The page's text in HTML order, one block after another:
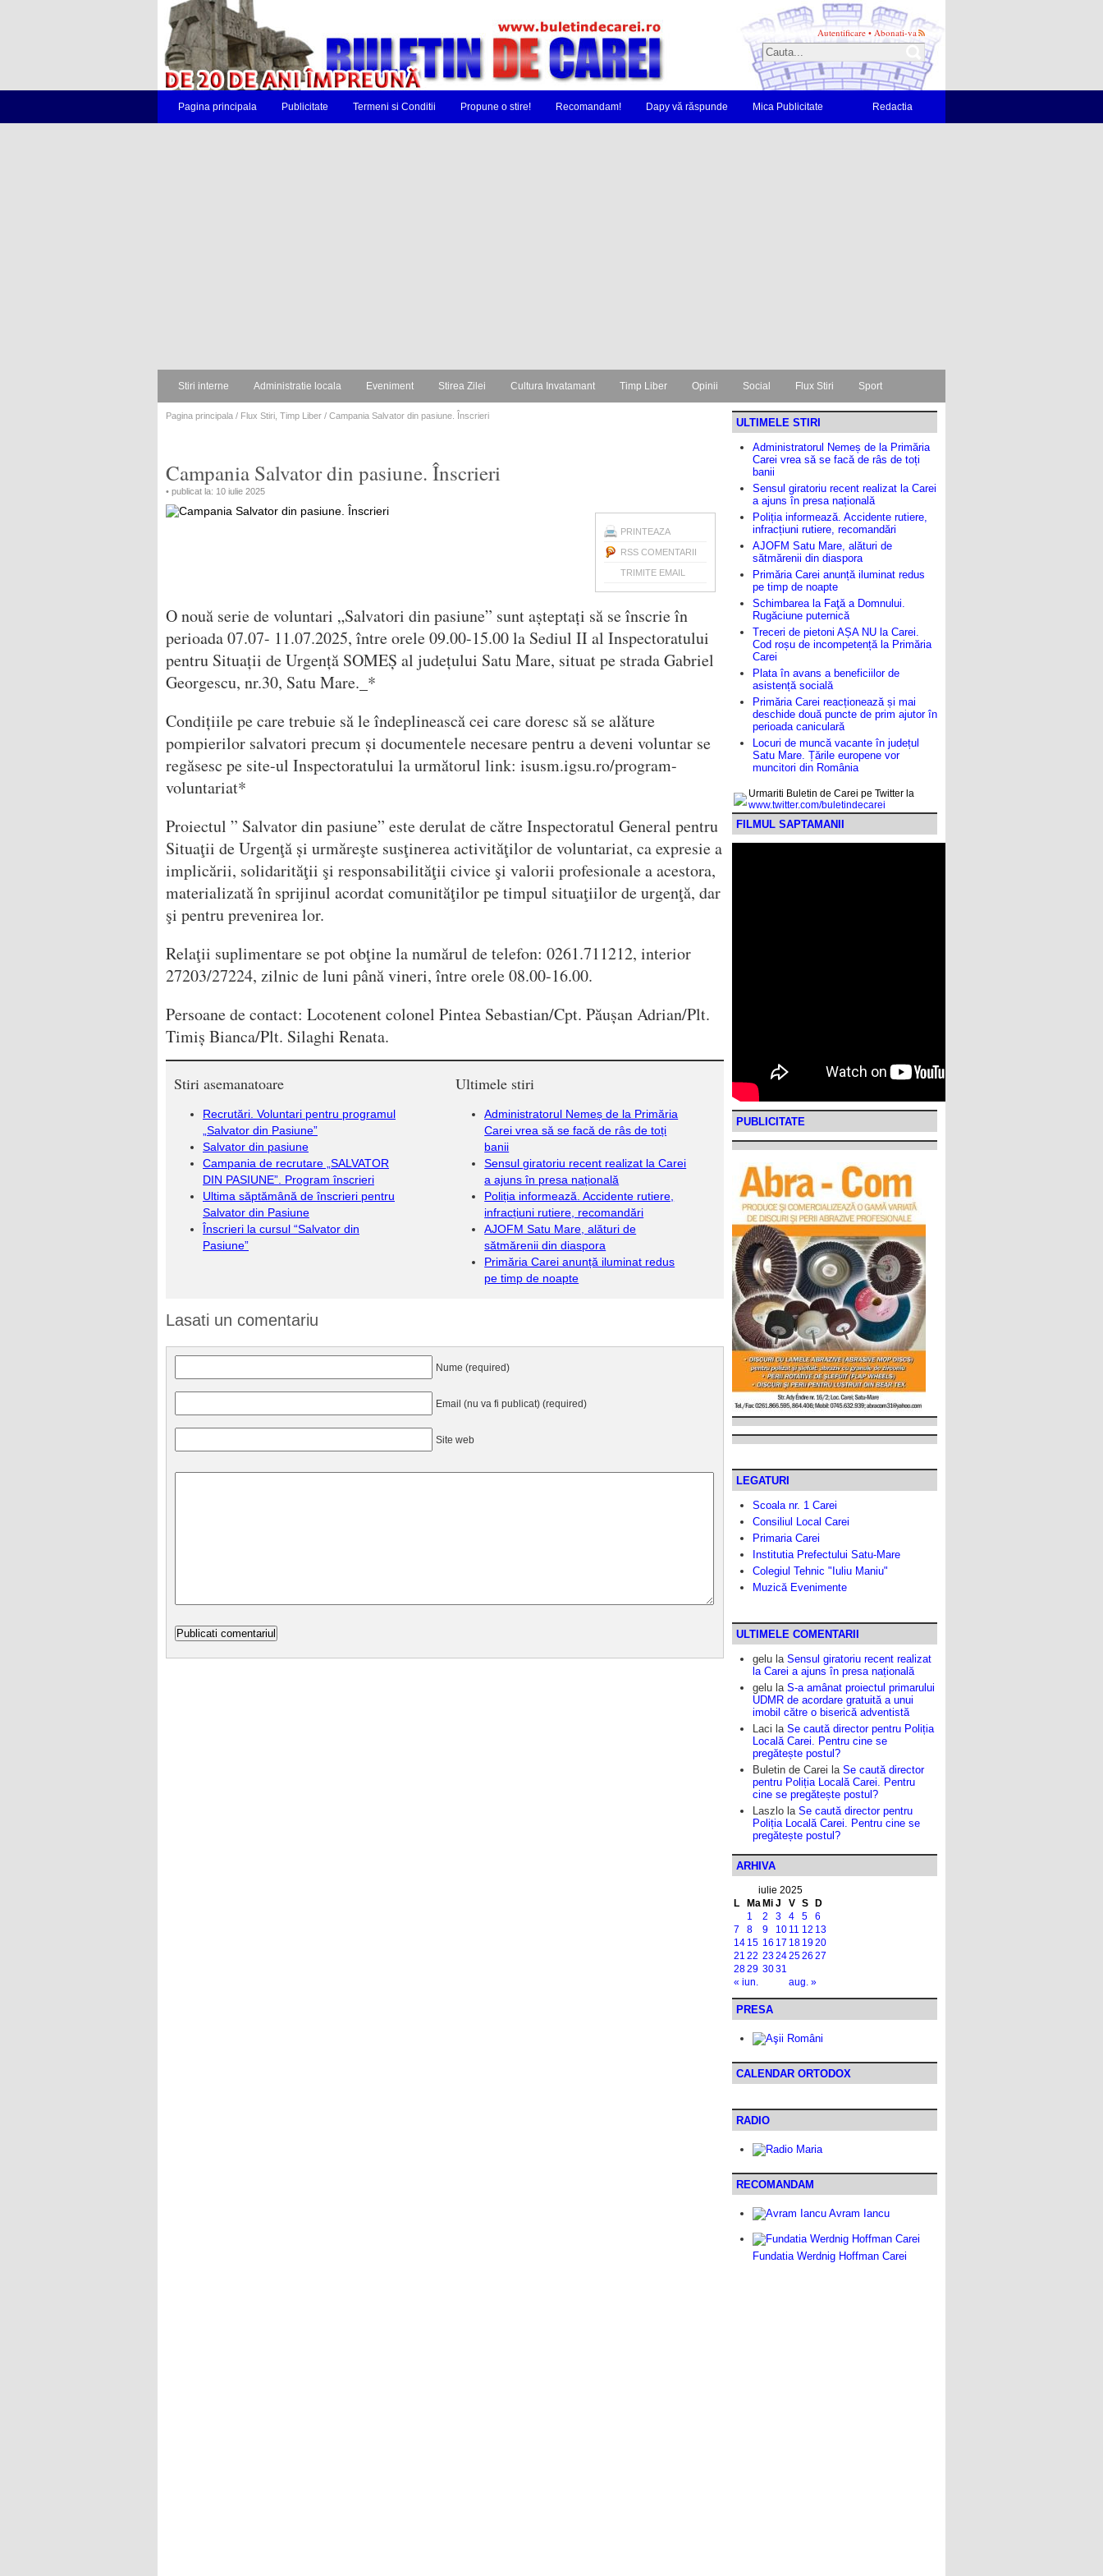
Autentificare • Abonati-va
Pagina principala Publicitate Termeni si Conditii Propune o stire! Recomandam! Dapy vă răspunde Mica Publicitate Redactia
Stiri interne Administratie locala Eveniment Stirea Zilei Cultura Invatamant Timp Liber Opinii Social Flux Stiri Sport
Pagina principala / Flux Stiri Timp Liber / Campania Salvator din pasiune. Înscrieri
Campania Salvator din pasiune. Înscrieri
• publicat la: 10 iulie 2025
PRINTEAZA
RSS COMENTARII
TRIMITE EMAIL
O nouă serie de voluntari „Salvatori din pasiune” sunt așteptați să se înscrie în
perioada 07.07- 11.07.2025, între orele 09.00-15.00 la Sediul II al Inspectoratului
pentru Situații de Urgență SOMEȘ al județului Satu Mare, situat pe strada Gabriel
Georgescu, nr.30, Satu Mare._*
Condițiile pe care trebuie să le îndeplinească cei care doresc să se alăture
pompierilor salvatori precum și documentele necesare pentru a deveni voluntar se
regăsesc pe site-ul Inspectoratului la următorul link: isusm.igsu.ro/program-
voluntariat*
Proiectul ” Salvator din pasiune” este derulat de către Inspectoratul General pentru
Situaţii de Urgenţă și urmăreşte susţinerea activităţilor de voluntariat, ca expresie a
implicării, solidarităţii şi responsabilităţii civice şi valorii profesionale a acestora,
materializată în sprijinul acordat comunităţilor pe timpul situaţiilor de urgenţă, dar
şi pentru prevenirea lor.
Relaţii suplimentare se pot obţine la numărul de telefon: 0261.711212, interior
27203/27224, zilnic de luni până vineri, între orele 08.00-16.00.
Persoane de contact: Locotenent colonel Pintea Sebastian/Cpt. Păușan Adrian/Plt.
Timiș Bianca/Plt. Silaghi Renata.
Stiri asemanatoare
Recrutări. Voluntari pentru programul
„Salvator din Pasiune”
Salvator din pasiune
Campania de recrutare „SALVATOR
DIN PASIUNE”. Program înscrieri
Ultima săptămână de înscrieri pentru
Salvator din Pasiune
Înscrieri la cursul “Salvator din
Pasiune”
Ultimele stiri
Administratorul Nemeș de la Primăria
Carei vrea să se facă de râs de toți
banii
Sensul giratoriu recent realizat la Carei
a ajuns în presa națională
Poliția informează. Accidente rutiere,
infracțiuni rutiere, recomandări
AJOFM Satu Mare, alături de
sătmărenii din diaspora
Primăria Carei anunță iluminat redus
pe timp de noapte
Lasati un comentariu
Nume (required)
Email (nu va fi publicat) (required)
Site web
ULTIMELE STIRI
Administratorul Nemeș de la Primăria
Carei vrea să se facă de râs de toți
banii
Sensul giratoriu recent realizat la Carei
a ajuns în presa națională
Poliția informează. Accidente rutiere,
infracțiuni rutiere, recomandări
AJOFM Satu Mare, alături de
sătmărenii din diaspora
Primăria Carei anunță iluminat redus
pe timp de noapte
Schimbarea la Faţă a Domnului.
Rugăciune puternică
Treceri de pietoni AȘA NU la Carei.
Cod roșu de incompetență la Primăria
Carei
Plata în avans a beneficiilor de
asistență socială
Primăria Carei reacționează și mai
deschide două puncte de prim ajutor în
perioada caniculară
Locuri de muncă vacante în județul
Satu Mare. Țările europene vor
muncitori din România
Urmariti Buletin de Carei pe Twitter la
www.twitter.com/buletindecarei
FILMUL SAPTAMANII
PUBLICITATE
LEGATURI
Scoala nr. 1 Carei
Consiliul Local Carei
Primaria Carei
Institutia Prefectului Satu-Mare
Colegiul Tehnic "Iuliu Maniu"
Muzică Evenimente
ULTIMELE COMENTARII
gelu la Sensul giratoriu recent realizat
la Carei a ajuns în presa națională
gelu la S-a amânat proiectul primarului
UDMR de acordare gratuită a unui
imobil către o biserică adventistă
Laci la Se caută director pentru Poliția
Locală Carei. Pentru cine se
pregătește postul?
Buletin de Carei la Se caută director
pentru Poliția Locală Carei. Pentru
cine se pregătește postul?
Laszlo la Se caută director pentru
Poliția Locală Carei. Pentru cine se
pregătește postul?
ARHIVA
iulie 2025
L
Ma Mi J V S D
« iun. aug. »
1 2 3 4 5
6
7
8 9 10 11 12 13
14 15 16 17 18 1920
21 22 23242526 27
2829 3031
PRESA
CALENDAR ORTODOX
RADIO
RECOMANDAM
Avram Iancu
Fundatia Werdnig Hoffman Carei